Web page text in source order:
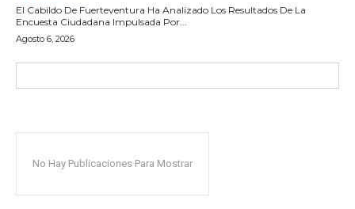
El Cabildo De Fuerteventura Ha Analizado Los Resultados De La
Encuesta Ciudadana Impulsada Por...
Agosto 6, 2026
No Hay Publicaciones Para Mostrar